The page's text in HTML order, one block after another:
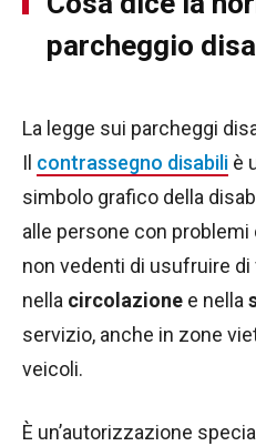
parcheggio
La legge sui parcheggi
Il contrassegno disabili è
simbolo grafico della
alle persone con problemi
non vedenti di usufruire
nella circolazione e nella
servizio, anche in zone
veicoli.
È un’autorizzazione